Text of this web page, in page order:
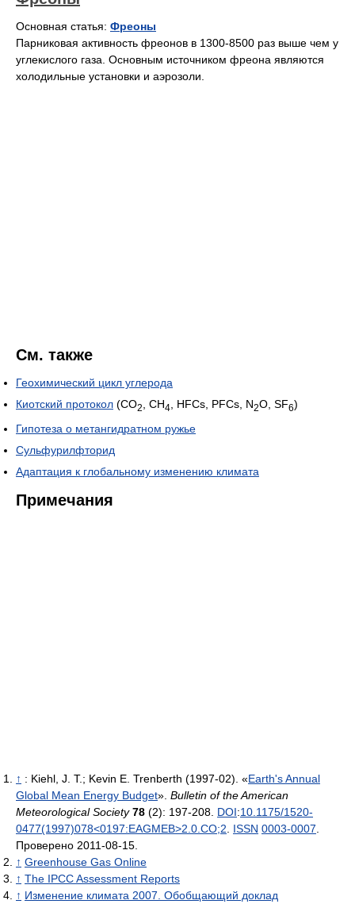
Основная статья: Фреоны
Парниковая активность фреонов в 1300-8500 раз выше чем у
углекислого газа. Основным источником фреона являются
холодильные установки и аэрозоли.
См. также
Геохимический цикл углерода
Киотский протокол (CO2 , CH4 , HFCs, PFCs, N2O, SF6)
Гипотеза о метангидратном ружье
Сульфурилфторид
Адаптация к глобальному изменению климата
Примечания
↑ : Kiehl, J. T.; Kevin E. Trenberth (1997-02). «Earth's Annual
Global Mean Energy Budget». Bulletin of the American
Meteorological Society 78 (2): 197-208. DOI:10.1175/1520-
0477(1997)078<0197:EAGMEB>2.0.CO;2
ISSN 0003-0007
Проверено 2011-08-15.
↑ Greenhouse Gas Online
↑ The IPCC Assessment Reports
↑ Изменение климата 2007. Обобщающий доклад